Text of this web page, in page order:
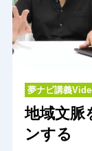
夢ナビ講義
地域文脈
ンする